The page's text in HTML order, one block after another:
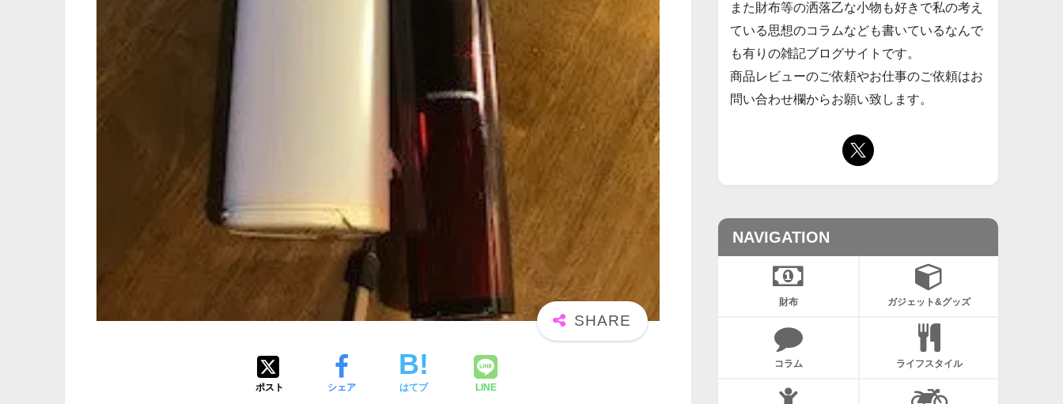
ポスト シェア はてブ LINE
また財布等の洒落乙な小物も好きで私の考え
ている思想のコラムなども書いているなんで
も有りの雑記ブログサイトです。
商品レビューのご依頼やお仕事のご依頼はお
問い合わせ欄からお願い致します。
NAVIGATION
財布 ガジェット&グッズ
コラム ライフスタイル